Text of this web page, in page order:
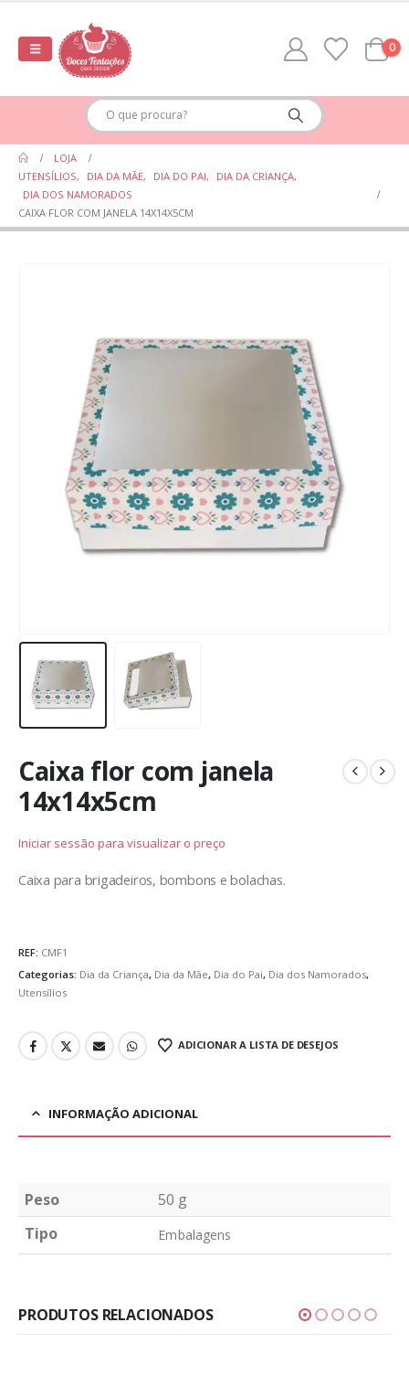
0
LOJA
UTENSÍLIOS, DIA DA MÃE, DIA DO PAI, DIA DA CRIANÇA,
DIA DOS NAMORADOS
CAIXA FLOR COM JANELA 14X14X5CM
Caixa flor com janela
14x14x5cm
Iniciar sessão para visualizar o preço
Caixa para brigadeiros, bombons e bolachas.
REF: CMF1
Categorias: Dia da Criança, Dia da Mãe, Dia do Pai, Dia dos Namorados,
Utensílios
ADICIONAR A LISTA DE DESEJOS
INFORMAÇÃO ADICIONAL
Peso
50 g
Tipo
Embalagens
PRODUTOS RELACIONADOS